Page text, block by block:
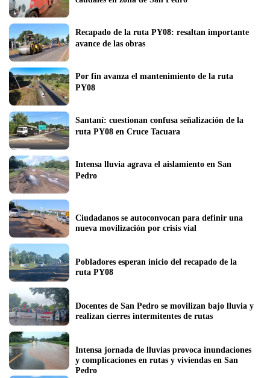
Recapado de la ruta PY08: resaltan importante
avance de las obras
Por fin avanza el mantenimiento de la ruta
PY08
Santaní: cuestionan confusa señalización de la
ruta PY08 en Cruce Tacuara
Intensa lluvia agrava el aislamiento en San
Pedro
Ciudadanos se autoconvocan para definir una
nueva movilización por crisis vial
Pobladores esperan inicio del recapado de la
ruta PY08
Docentes de San Pedro se movilizan bajo lluvia y
realizan cierres intermitentes de rutas
Intensa jornada de lluvias provoca inundaciones
y complicaciones en rutas y viviendas en San
Pedro